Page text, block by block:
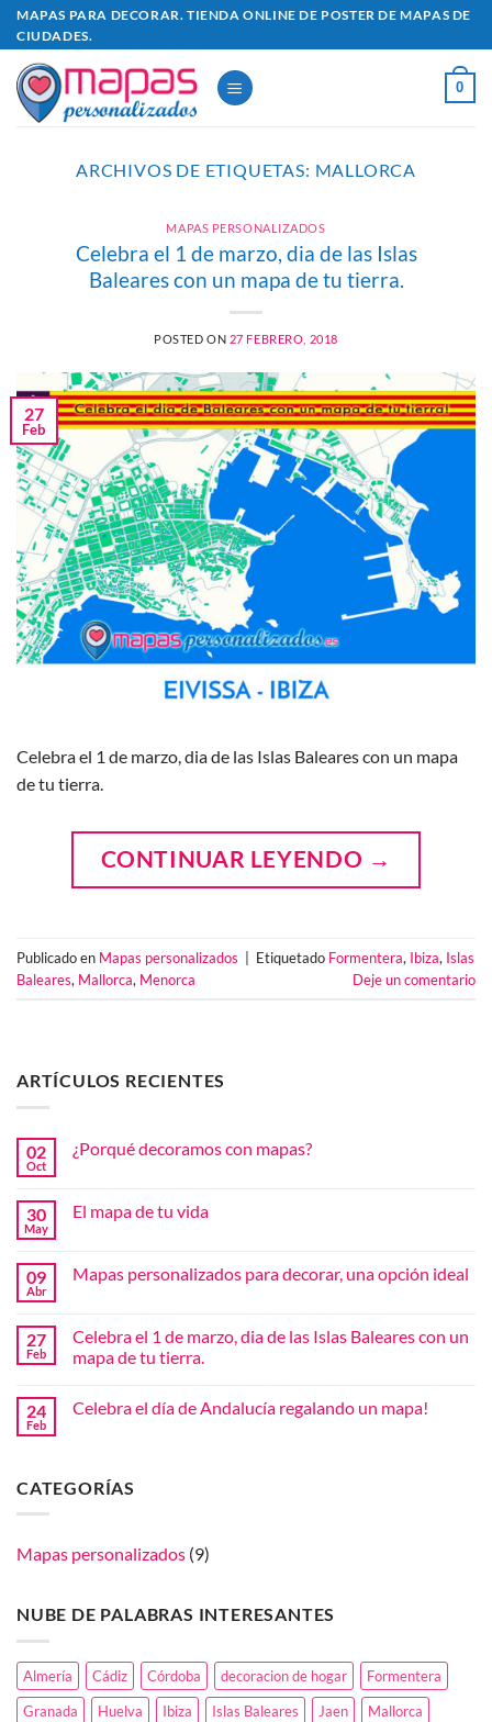
Saltar
contenido
MAPAS PARA DECORAR. TIENDA ONLINE DE POSTER DE MAPAS DE
CIUDADES.
0
ARCHIVOS DE ETIQUETAS: MALLORCA
MAPAS PERSONALIZADOS
Celebra el 1 de marzo, dia de las Islas
Baleares con un mapa de tu tierra.
POSTED ON 27 FEBRERO, 2018
27
Feb
Celebra el 1 de marzo, dia de las Islas Baleares con un mapa
de tu tierra.
CONTINUAR LEYENDO →
Publicado en Mapas personalizados Etiquetado Formentera, Ibiza, Islas
Baleares, Mallorca, Menorca Deje un comentario
ARTÍCULOS RECIENTES
02
Oct
¿Porqué decoramos con mapas?
en
mapas?
30
May
El mapa de tu vida
en
tu
vida
09
Abr
Mapas personalizados para decorar, una opción ideal
en
Mapas
personalizados
una
27
Feb
Celebra el 1 de marzo, dia de las Islas Baleares con un
mapa de tu tierra.
comentarios
marzo,
Islas
Baleares
mapa
de
24
Feb
Celebra el día de Andalucía regalando un mapa!
Celebra
regalando
CATEGORÍAS
Mapas personalizados (9)
NUBE DE PALABRAS INTERESANTES
Almería Cádiz Córdoba decoracion de hogar
Formentera
Granada
Huelva Ibiza Islas Baleares Jaen
Mallorca